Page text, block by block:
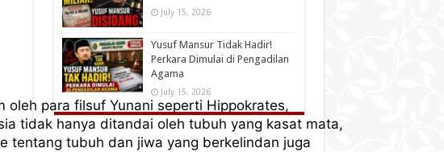
oleh para filsuf Yunani seperti Hippokrates,
tidak hanya ditandai oleh tubuh yang kasat mata,
tentang tubuh dan jiwa yang berkelindan juga
July 15, 2026
Yusuf Mansur Tidak Hadir!
Perkara Dimulai di Pengadilan
Agama
July 15, 2026